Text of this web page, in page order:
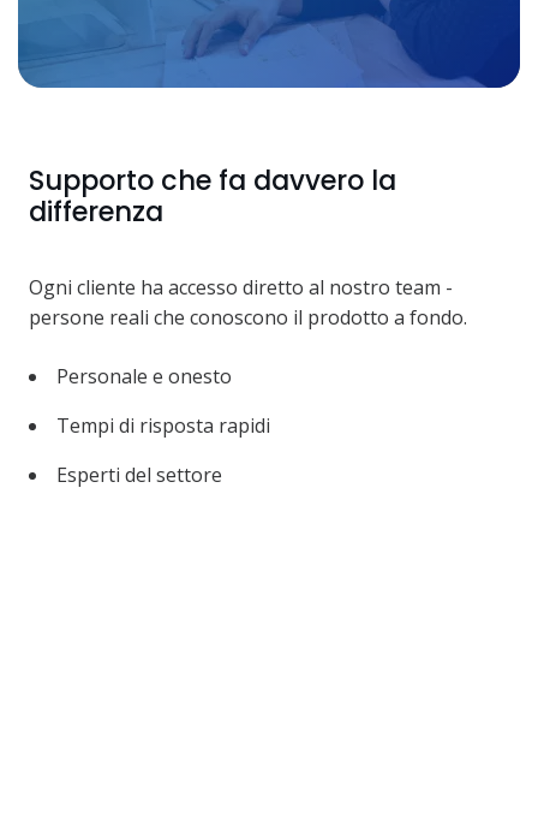
Supporto che fa davvero la
differenza
Ogni cliente ha accesso diretto al nostro team -
persone reali che conoscono il prodotto a fondo.
Personale e onesto
Tempi di risposta rapidi
Esperti del settore